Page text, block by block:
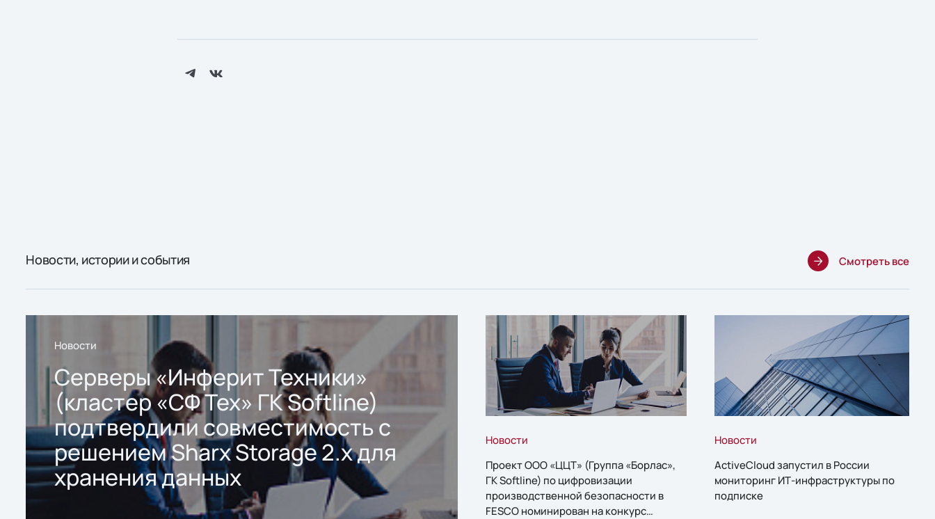
Новости, истории и события Смотреть все
Новости
Серверы «Инферит Техники»
(кластер «СФ Тех» ГК Softline)
подтвердили совместимость с
решением Sharx Storage 2.x для
хранения данных
Новости
Проект ООО «ЦЦТ» (Группа «Борлас»,
ГК Softline) по цифровизации
производственной безопасности в
FESCO номинирован на конкурс
Новости
ActiveCloud запустил в России
мониторинг ИТ-инфраструктуры по
подписке